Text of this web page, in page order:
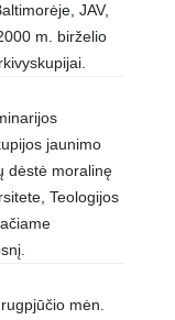
JAV,
m. birželio
jaunimo
dėstė moralinę
Teologijos
mėn.